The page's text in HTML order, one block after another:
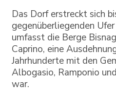
Das Dorf erstreckt sich
gegenüberliegenden
umfasst die Berge
Caprino, eine
Jahrhunderte mit den
Albogasio, Ramponio
war.